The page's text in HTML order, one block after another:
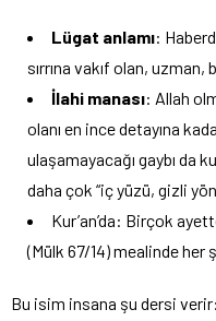
Lügat anlamı:
sırrına vakıf olan, uzman,
İlahi manası: Allah
olanı en ince detayına
ulaşamayacağı gaybı da
daha çok “iç yüzü, gizli
Kur’an’da: Birçok
(Mülk 67/14) mealinde her
Bu isim insana şu dersi